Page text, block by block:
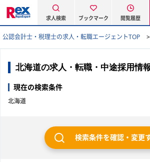
求人検索 ブックマーク 閲覧履歴
公認会計士・税理士の求人・転職エージェントTOP
北海道の求人・転職・中途採用情
現在の検索条件
北海道
検索条件を確認・変更